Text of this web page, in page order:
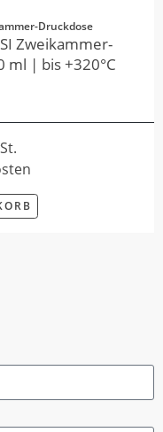
Druckdose
Zweikammer-
ml | bis +320°C